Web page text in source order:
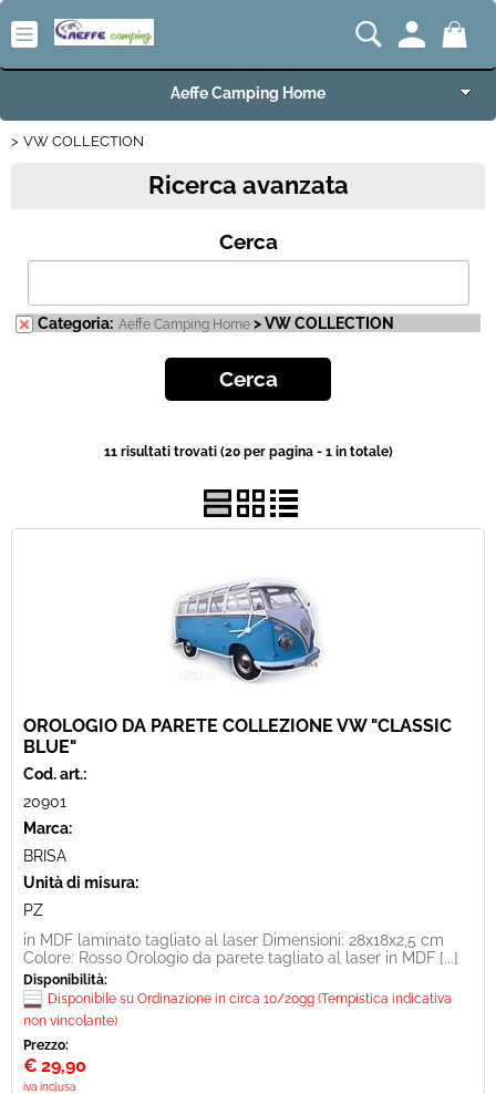
Aeffe Camping Home
Articoli per Camper e Caravan
Articoli per Campeggio e Giardino
Articoli per Nautica
Imbarcazioni e Motori Marini
Offerte del Mese
Pronta Consegna
Fineserie e Occasioni
VW COLLECTION
Ricerca avanzata
Cerca
Categoria: Aeffe Camping Home > VW COLLECTION
11 risultati trovati (20 per pagina - 1 in totale)
OROLOGIO DA PARETE COLLEZIONE VW "CLASSIC
BLUE"
Cod. art.:
20901
Marca:
BRISA
Unità di misura:
PZ
in MDF laminato tagliato al laser Dimensioni: 28x18x2,5 cm
Colore: Rosso Orologio da parete tagliato al laser in MDF [...]
Disponibilità:
Disponibile su Ordinazione in circa 10/20gg (Tempistica indicativa
non vincolante)
Prezzo:
€ 29,90
iva inclusa